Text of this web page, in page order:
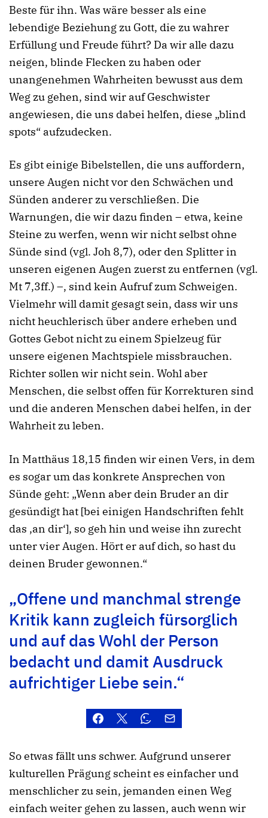
Beste für ihn. Was wäre besser als eine
lebendige Beziehung zu Gott, die zu wahrer
Erfüllung und Freude führt? Da wir alle dazu
neigen, blinde Flecken zu haben oder
unangenehmen Wahrheiten bewusst aus dem
Weg zu gehen, sind wir auf Geschwister
angewiesen, die uns dabei helfen, diese „blind
spots“ aufzudecken.
Es gibt einige Bibelstellen, die uns auffordern,
unsere Augen nicht vor den Schwächen und
Sünden anderer zu verschließen. Die
Warnungen, die wir dazu finden – etwa, keine
Steine zu werfen, wenn wir nicht selbst ohne
Sünde sind (vgl. Joh 8,7), oder den Splitter in
unseren eigenen Augen zuerst zu entfernen (vgl.
Mt 7,3ff.) –, sind kein Aufruf zum Schweigen.
Vielmehr will damit gesagt sein, dass wir uns
nicht heuchlerisch über andere erheben und
Gottes Gebot nicht zu einem Spielzeug für
unsere eigenen Machtspiele missbrauchen.
Richter sollen wir nicht sein. Wohl aber
Menschen, die selbst offen für Korrekturen sind
und die anderen Menschen dabei helfen, in der
Wahrheit zu leben.
In Matthäus 18,15 finden wir einen Vers, in dem
es sogar um das konkrete Ansprechen von
Sünde geht: „Wenn aber dein Bruder an dir
gesündigt hat [bei einigen Handschriften fehlt
das ‚an dir‘], so geh hin und weise ihn zurecht
unter vier Augen. Hört er auf dich, so hast du
deinen Bruder gewonnen.“
„Offene und manchmal strenge
Kritik kann zugleich fürsorglich
und auf das Wohl der Person
bedacht und damit Ausdruck
aufrichtiger Liebe sein.“
So etwas fällt uns schwer. Aufgrund unserer
kulturellen Prägung scheint es einfacher und
menschlicher zu sein, jemanden einen Weg
einfach weiter gehen zu lassen, auch wenn wir